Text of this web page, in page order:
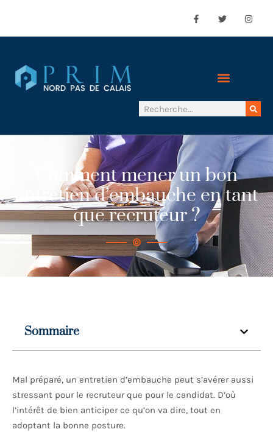
Comment mener un bon
entretien d’embauche en tant
que recruteur ?
Sommaire
Mal préparé, un entretien d’embauche peut s’avérer aussi
stressant pour le recruteur que pour le candidat. D’où
l’intérêt de bien anticiper ce qu’on va dire, tout en
adoptant la bonne posture.